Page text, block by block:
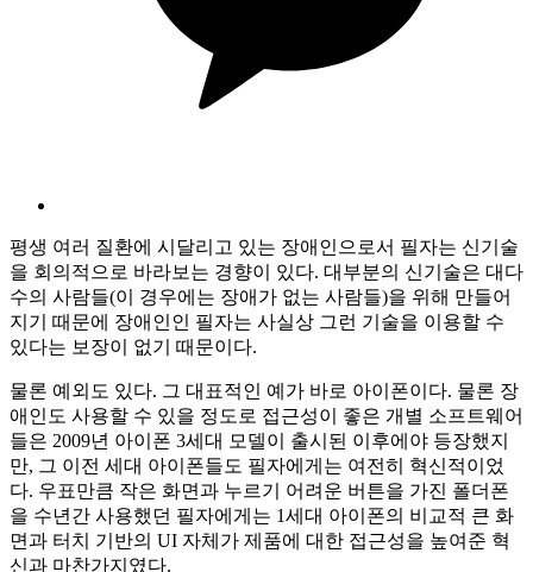
평생 여러 질환에 시달리고 있는 장애인으로서 필자는 신기술
을 회의적으로 바라보는 경향이 있다. 대부분의 신기술은 대다
수의 사람들(이 경우에는 장애가 없는 사람들)을 위해 만들어
지기 때문에 장애인인 필자는 사실상 그런 기술을 이용할 수
있다는 보장이 없기 때문이다.
물론 예외도 있다. 그 대표적인 예가 바로 아이폰이다. 물론 장
애인도 사용할 수 있을 정도로 접근성이 좋은 개별 소프트웨어
들은 2009년 아이폰 3세대 모델이 출시된 이후에야 등장했지
만, 그 이전 세대 아이폰들도 필자에게는 여전히 혁신적이었
다. 우표만큼 작은 화면과 누르기 어려운 버튼을 가진 폴더폰
을 수년간 사용했던 필자에게는 1세대 아이폰의 비교적 큰 화
면과 터치 기반의 UI 자체가 제품에 대한 접근성을 높여준 혁
신과 마찬가지였다.